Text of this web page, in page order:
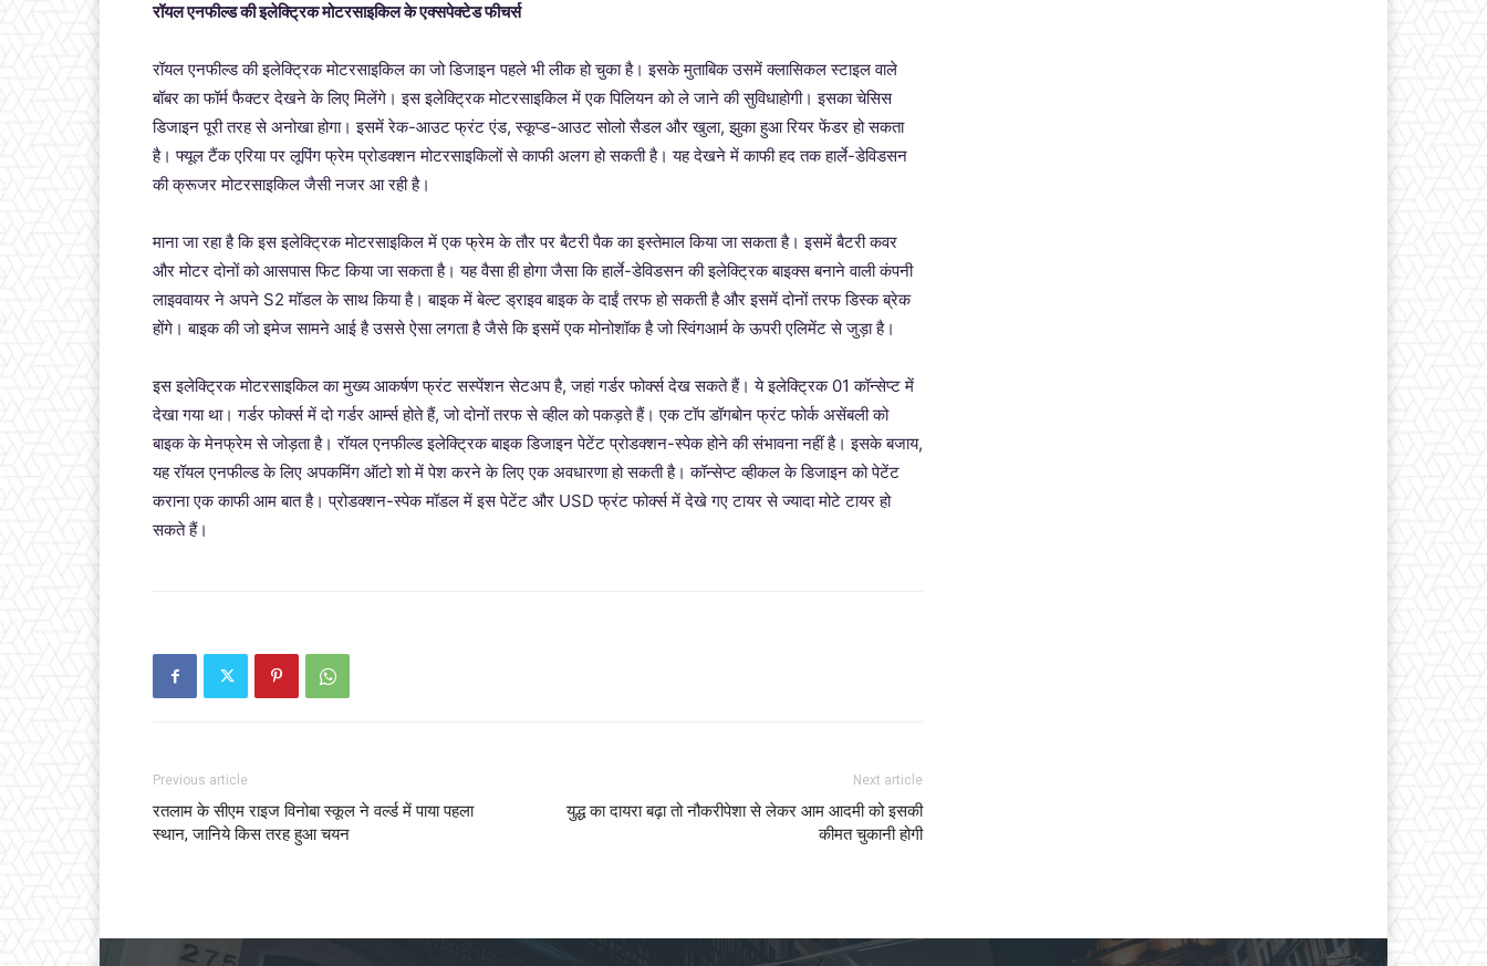
रॉयल एनफील्ड की इलेक्ट्रिक मोटरसाइकिल के एक्सपेक्टेड फीचर्स
रॉयल एनफील्ड की इलेक्ट्रिक मोटरसाइकिल का जो डिजाइन पहले भी लीक हो चुका है। इसके मुताबिक उसमें क्लासिकल स्टाइल वाले
बॉबर का फॉर्म फैक्टर देखने के लिए मिलेंगे। इस इलेक्ट्रिक मोटरसाइकिल में एक पिलियन को ले जाने की सुविधाहोगी। इसका चेसिस
डिजाइन पूरी तरह से अनोखा होगा। इसमें रेक-आउट फ्रंट एंड, स्कूप्ड-आउट सोलो सैडल और खुला, झुका हुआ रियर फेंडर हो सकता
है। फ्यूल टैंक एरिया पर लूपिंग फ्रेम प्रोडक्शन मोटरसाइकिलों से काफी अलग हो सकती है। यह देखने में काफी हद तक हार्ले-डेविडसन
की क्रूजर मोटरसाइकिल जैसी नजर आ रही है।
माना जा रहा है कि इस इलेक्ट्रिक मोटरसाइकिल में एक फ्रेम के तौर पर बैटरी पैक का इस्तेमाल किया जा सकता है। इसमें बैटरी कवर
और मोटर दोनों को आसपास फिट किया जा सकता है। यह वैसा ही होगा जैसा कि हार्ले-डेविडसन की इलेक्ट्रिक बाइक्स बनाने वाली कंपनी
लाइववायर ने अपने S2 मॉडल के साथ किया है। बाइक में बेल्ट ड्राइव बाइक के दाईं तरफ हो सकती है और इसमें दोनों तरफ डिस्क ब्रेक
होंगे। बाइक की जो इमेज सामने आई है उससे ऐसा लगता है जैसे कि इसमें एक मोनोशॉक है जो स्विंगआर्म के ऊपरी एलिमेंट से जुड़ा है।
इस इलेक्ट्रिक मोटरसाइकिल का मुख्य आकर्षण फ्रंट सस्पेंशन सेटअप है, जहां गर्डर फोर्क्स देख सकते हैं। ये इलेक्ट्रिक 01 कॉन्सेप्ट में
देखा गया था। गर्डर फोर्क्स में दो गर्डर आर्म्स होते हैं, जो दोनों तरफ से व्हील को पकड़ते हैं। एक टॉप डॉगबोन फ्रंट फोर्क असेंबली को
बाइक के मेनफ्रेम से जोड़ता है। रॉयल एनफील्ड इलेक्ट्रिक बाइक डिजाइन पेटेंट प्रोडक्शन-स्पेक होने की संभावना नहीं है। इसके बजाय,
यह रॉयल एनफील्ड के लिए अपकमिंग ऑटो शो में पेश करने के लिए एक अवधारणा हो सकती है। कॉन्सेप्ट व्हीकल के डिजाइन को पेटेंट
कराना एक काफी आम बात है। प्रोडक्शन-स्पेक मॉडल में इस पेटेंट और USD फ्रंट फोर्क्स में देखे गए टायर से ज्यादा मोटे टायर हो
सकते हैं।
Previous article
रतलाम के सीएम राइज विनोबा स्कूल ने वर्ल्ड में पाया पहला
स्थान, जानिये किस तरह हुआ चयन
Next article
युद्ध का दायरा बढ़ा तो नौकरीपेशा से लेकर आम आदमी को इसकी
कीमत चुकानी होगी